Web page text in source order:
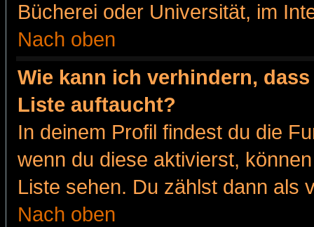
Bücherei oder Universität, im
Nach oben
Wie kann ich verhindern,
Liste auftaucht?
In deinem Profil findest du die
wenn du diese aktivierst,
Liste sehen. Du zählst dann als
Nach oben